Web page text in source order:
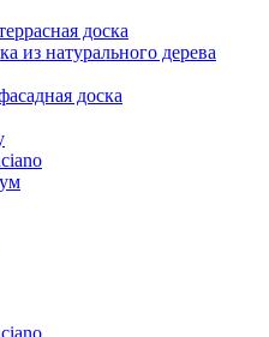
доска
из натурального дерева
доска